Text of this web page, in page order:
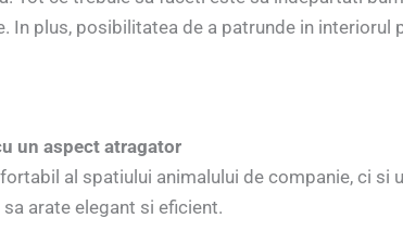
In plus, posibilitatea de a patrunde in
un aspect atragator
al spatiului animalului de companie, ci si
arate elegant si eficient.